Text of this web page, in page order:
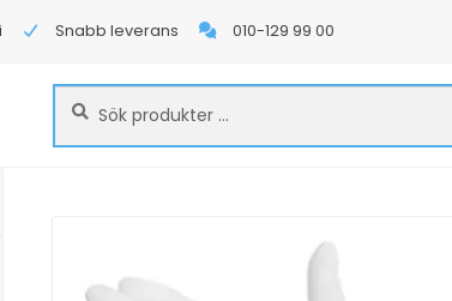
Snabb leverans 010-129 99 00
Sök
efter:
Sök